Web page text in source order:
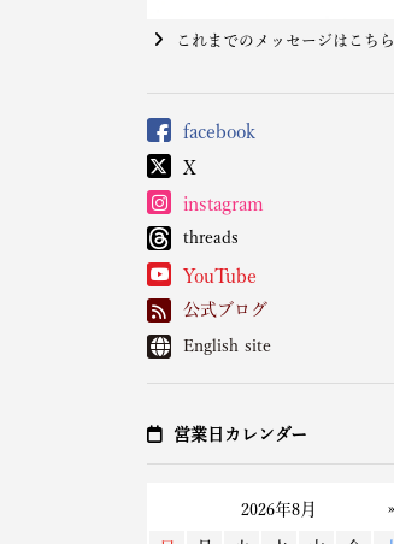
これまでのメッセージはこちら
facebook
X
instagram
threads
YouTube
公式ブログ
English site
営業日カレンダー